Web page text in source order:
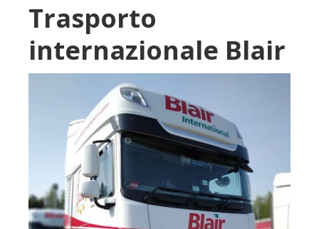
Trasporto
internazionale Blair